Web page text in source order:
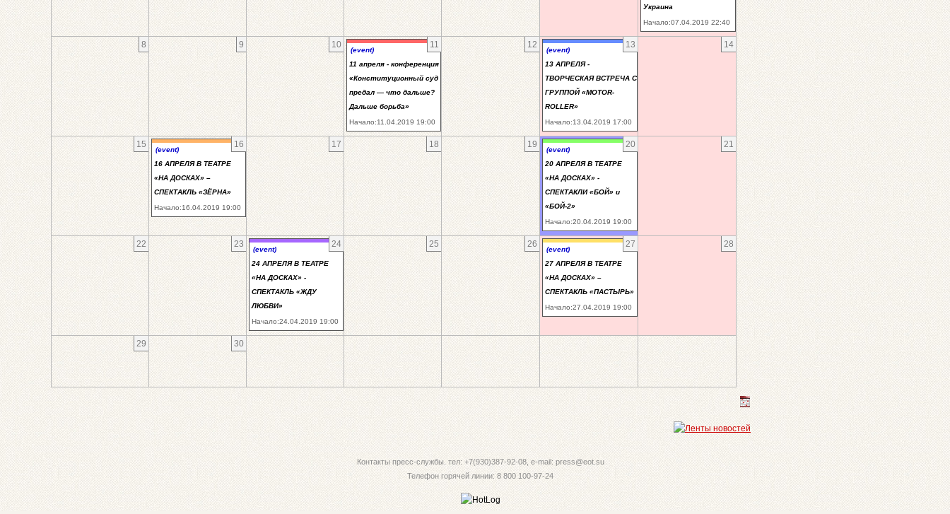
Украина
Начало:07.04.2019 22:40
8 9 10 11
(event)
11 апреля - конференция
«Конституционный суд
предал — что дальше?
Дальше борьба»
Начало:11.04.2019 19:00
12 13
(event)
13 АПРЕЛЯ -
ТВОРЧЕСКАЯ ВСТРЕЧА С
ГРУППОЙ «MOTOR-
ROLLER»
Начало:13.04.2019 17:00
14
15 16
(event)
16 АПРЕЛЯ В ТЕАТРЕ
«НА ДОСКАХ» –
СПЕКТАКЛЬ «ЗЁРНА»
Начало:16.04.2019 19:00
17 18 19 20
(event)
20 АПРЕЛЯ В ТЕАТРЕ
«НА ДОСКАХ» -
СПЕКТАКЛИ «БОЙ» и
«БОЙ-2»
Начало:20.04.2019 19:00
21
22 23 24
(event)
24 АПРЕЛЯ В ТЕАТРЕ
«НА ДОСКАХ» -
СПЕКТАКЛЬ «ЖДУ
ЛЮБВИ»
Начало:24.04.2019 19:00
25 26 27
(event)
27 АПРЕЛЯ В ТЕАТРЕ
«НА ДОСКАХ» –
СПЕКТАКЛЬ «ПАСТЫРЬ»
Начало:27.04.2019 19:00
28
29 30
Контакты пресс-службы. тел: +7(930)387-92-08, e-mail: press@eot.su
Телефон горячей линии: 8 800 100-97-24